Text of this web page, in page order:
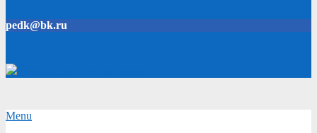
pedk@bk.ru
Secondary
Menu